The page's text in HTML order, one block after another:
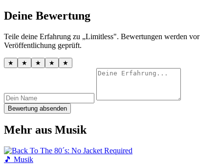
Deine Bewertung
Teile deine Erfahrung zu „Limitless". Bewertungen werden vor
Veröffentlichung geprüft.
★ ★ ★ ★ ★
Bewertung absenden
Mehr aus Musik
🎵 Musik